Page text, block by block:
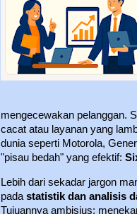
mengecewakan pelanggan.
cacat atau layanan yang
dunia seperti Motorola,
"pisau bedah" yang efektif:
Lebih dari sekadar jargon
pada statistik dan analisis
Tujuannya ambisius: